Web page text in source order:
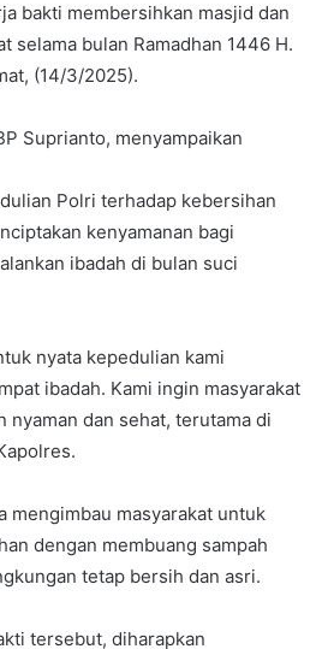
bakti membersihkan masjid dan
selama bulan Ramadhan 1446 H.
(14/3/2025).
Suprianto, menyampaikan
Polri terhadap kebersihan
kenyamanan bagi
ibadah di bulan suci
nyata kepedulian kami
ibadah. Kami ingin masyarakat
nyaman dan sehat, terutama di
mengimbau masyarakat untuk
dengan membuang sampah
tetap bersih dan asri.
tersebut, diharapkan